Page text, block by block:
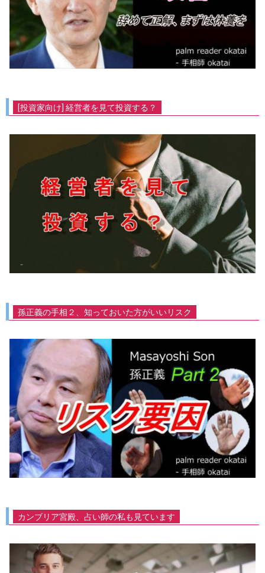
[投資家向け] 経営者を見て投資する？
孫正義の手相２、知っておいた方がいいリスク
カンブリア宮殿、占い師の私も見ています